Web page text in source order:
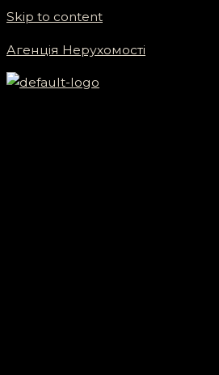
Skip to content
Агенція Нерухомості